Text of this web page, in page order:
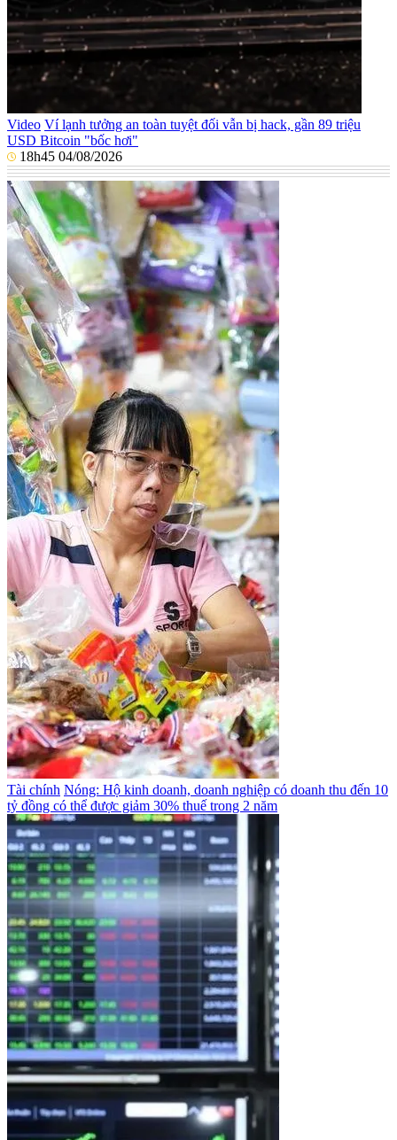
Video Ví lạnh tưởng an toàn tuyệt đối vẫn bị hack, gần 89 triệu
USD Bitcoin "bốc hơi"
18h45 04/08/2026
Tài chính Nóng: Hộ kinh doanh, doanh nghiệp có doanh thu đến 10
tỷ đồng có thể được giảm 30% thuế trong 2 năm